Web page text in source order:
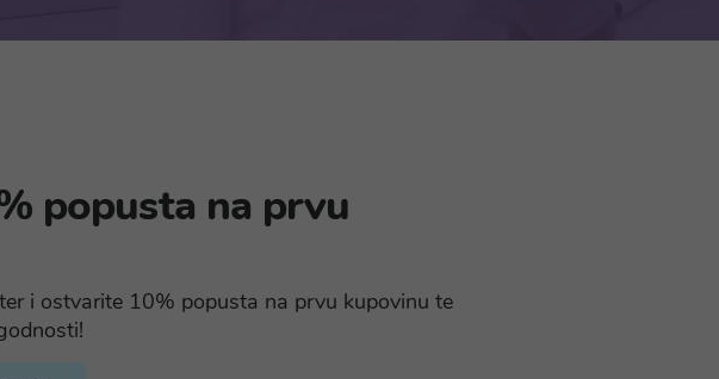
popusta na prvu
i ostvarite 10% popusta na prvu kupovinu te